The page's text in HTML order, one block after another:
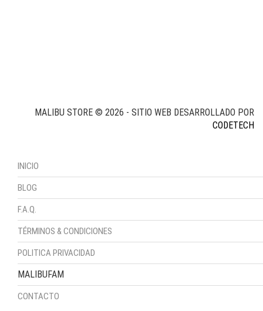
INICIO
BLOG
F.A.Q.
TÉRMINOS & CONDICIONES
POLITICA PRIVACIDAD
MALIBUFAM
CONTACTO
MALIBU STORE © 2026 - SITIO WEB DESARROLLADO POR
CODETECH